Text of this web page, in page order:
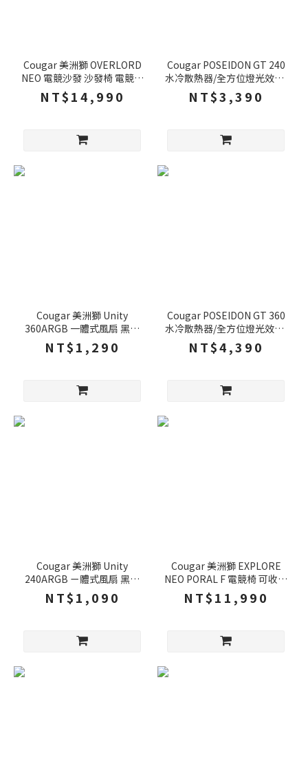
Cougar 美洲獅 OVERLORD
NEO 電競沙發 沙發椅 電競椅
三合一動態調整 全方位支撐
電腦椅 大尺寸設計
NT$14,990
Cougar POSEIDON GT 240
水冷散熱器/全方位燈光效果/
高效能散熱風扇/ARGB水冷
頭
NT$3,390
Cougar 美洲獅 Unity
360ARGB 一體式風扇 黑色
白色 反向 正向 四角防震橡膠
溫度智慧調速 風扇 機殼風扇
NT$1,290
Cougar POSEIDON GT 360
水冷散熱器/全方位燈光效果/
高效能散熱風扇/ARGB水冷
頭
NT$4,390
Cougar 美洲獅 Unity
240ARGB ㄧ體式風扇 黑色
白色 反向 正向 四角防震橡膠
溫度智慧調速 風扇 機殼風扇
NT$1,090
Cougar 美洲獅 EXPLORE
NEO PORAL F 電競椅 可收納
腳托 弧形座椅設計 椅背收納
電腦椅 辦公椅 老闆椅
NT$11,990